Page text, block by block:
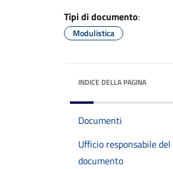
Tipi di documento:
Modulistica
INDICE DELLA PAGINA
Documenti
Ufficio responsabile del
documento